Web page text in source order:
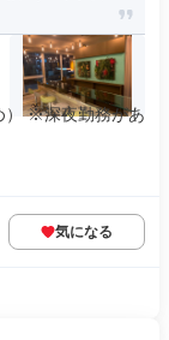
） ※深夜勤務があ
気になる